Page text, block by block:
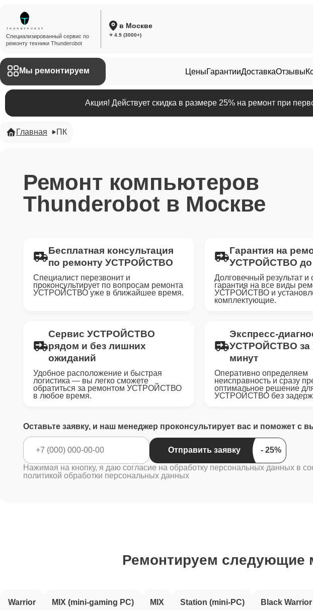
Специализированный сервис по
ремонту техники Thunderobot
в Москве
⭐ 4.9 (3000+)
Мы ремонтируем ЦеныГарантииДоставкаОтзывы
Акция! Действует скидка в размере 25% на ремонт при
Главная ПК
Ремонт компьютеров
Thunderobot в Москве
Бесплатная консультация
по ремонту УСТРОЙСТВО
Специалист перезвонит и
проконсультирует по вопросам ремонта
УСТРОЙСТВО уже в ближайшее время.
Гарантия на
УСТРОЙСТВО до
Долговечный результат
гарантия на все виды
УСТРОЙСТВО и
комплектующие.
Сервис УСТРОЙСТВО
рядом и без лишних
ожиданий
Удобное расположение и быстрая
логистика — вы легко сможете
обратиться за ремонтом УСТРОЙСТВО
в любое время.
Экспресс-
УСТРОЙСТВО за
минут
Оперативно определяем
неисправность и сразу
оптимальное решение
УСТРОЙСТВО без
Оставьте заявку, и наш менеджер проконсультирует вас и поможет с
Отправить заявку
Нажимая на кнопку, я даю согласие на обработку персональных данных в
политикой обработки персональных данных
Ремонтируем следующие
Warrior MIX (mini-gaming PC) MIX Station (mini-PC) Black Warrior